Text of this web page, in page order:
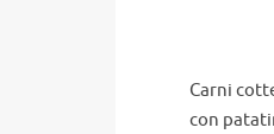
Carni
con